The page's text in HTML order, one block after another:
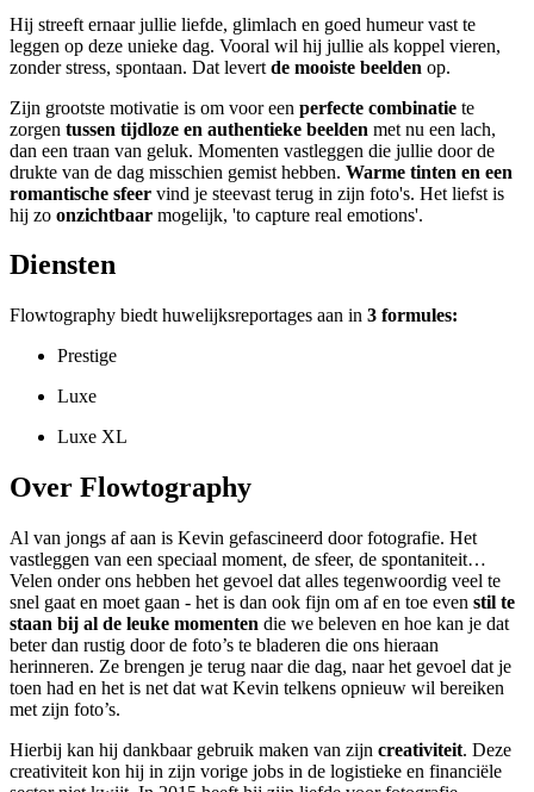
Hij streeft ernaar jullie liefde, glimlach en goed humeur vast te
leggen op deze unieke dag. Vooral wil hij jullie als koppel vieren,
zonder stress, spontaan. Dat levert de mooiste beelden op.
Zijn grootste motivatie is om voor een perfecte combinatie te
zorgen tussen tijdloze en authentieke beelden met nu een lach,
dan een traan van geluk. Momenten vastleggen die jullie door de
drukte van de dag misschien gemist hebben. Warme tinten en een
romantische sfeer vind je steevast terug in zijn foto's. Het liefst is
hij zo onzichtbaar mogelijk, 'to capture real emotions'.
Diensten
Flowtography biedt huwelijksreportages aan in 3 formules:
Prestige
Luxe
Luxe XL
Over Flowtography
Al van jongs af aan is Kevin gefascineerd door fotografie. Het
vastleggen van een speciaal moment, de sfeer, de spontaniteit…
Velen onder ons hebben het gevoel dat alles tegenwoordig veel te
snel gaat en moet gaan - het is dan ook fijn om af en toe even stil te
staan bij al de leuke momenten die we beleven en hoe kan je dat
beter dan rustig door de foto’s te bladeren die ons hieraan
herinneren. Ze brengen je terug naar die dag, naar het gevoel dat je
toen had en het is net dat wat Kevin telkens opnieuw wil bereiken
met zijn foto’s.
Hierbij kan hij dankbaar gebruik maken van zijn creativiteit. Deze
creativiteit kon hij in zijn vorige jobs in de logistieke en financiële